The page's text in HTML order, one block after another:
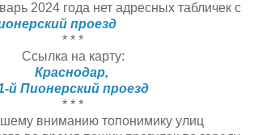
2024 года нет адресных табличек с
проезд
* * *
Ссылка на карту:
Краснодар,
й Пионерский проезд
* * *
вниманию топонимику улиц